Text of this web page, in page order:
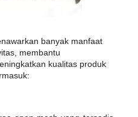
banyak manfaat
membantu
kualitas produk